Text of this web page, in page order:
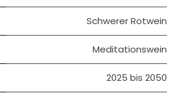
Schwerer Rotwein
Meditationswein
2025 bis 2050